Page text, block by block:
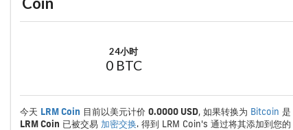
24小时
0 BTC
今天 LRM Coin 目前以美元计价 0.0000 USD, 如果转换为 Bitcoin 是
LRM Coin 已被交易 加密交换. 得到 LRM Coin's 通过将其添加到您的